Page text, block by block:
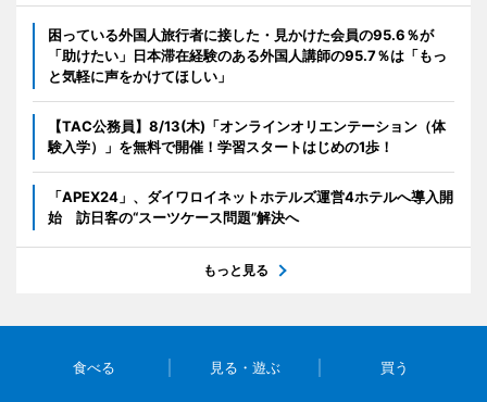
困っている外国人旅行者に接した・見かけた会員の95.6％が
「助けたい」日本滞在経験のある外国人講師の95.7％は「もっ
と気軽に声をかけてほしい」
【TAC公務員】8/13(木)「オンラインオリエンテーション（体
験入学）」を無料で開催！学習スタートはじめの1歩！
「APEX24」、ダイワロイネットホテルズ運営4ホテルへ導入開
始 訪日客の“スーツケース問題”解決へ
もっと見る
食べる 見る・遊ぶ 買う